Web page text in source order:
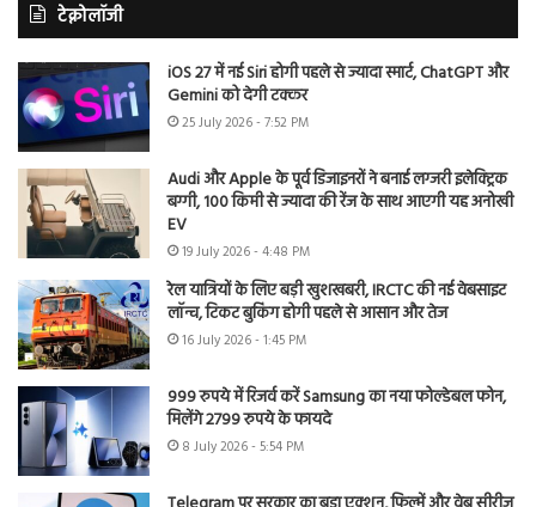
टेक्नोलॉजी
iOS 27 में नई Siri होगी पहले से ज्यादा स्मार्ट, ChatGPT और
Gemini को देगी टक्कर
25 July 2026 - 7:52 PM
Audi और Apple के पूर्व डिजाइनरों ने बनाई लग्जरी इलेक्ट्रिक
बग्गी, 100 किमी से ज्यादा की रेंज के साथ आएगी यह अनोखी
EV
19 July 2026 - 4:48 PM
रेल यात्रियों के लिए बड़ी खुशखबरी, IRCTC की नई वेबसाइट
लॉन्च, टिकट बुकिंग होगी पहले से आसान और तेज
16 July 2026 - 1:45 PM
999 रुपये में रिजर्व करें Samsung का नया फोल्डेबल फोन,
मिलेंगे 2799 रुपये के फायदे
8 July 2026 - 5:54 PM